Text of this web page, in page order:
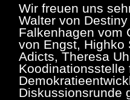
Wir freuen uns
Walter von
Falkenhagen vom
von Engst, Highko
Adicts, Theresa
Koodinationsstelle
Diskussionsrunde